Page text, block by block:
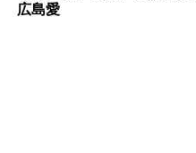
広島愛